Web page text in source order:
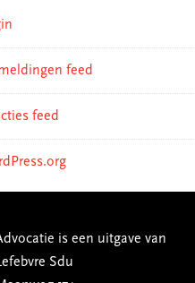
feed
feed
is een uitgave van
Sdu